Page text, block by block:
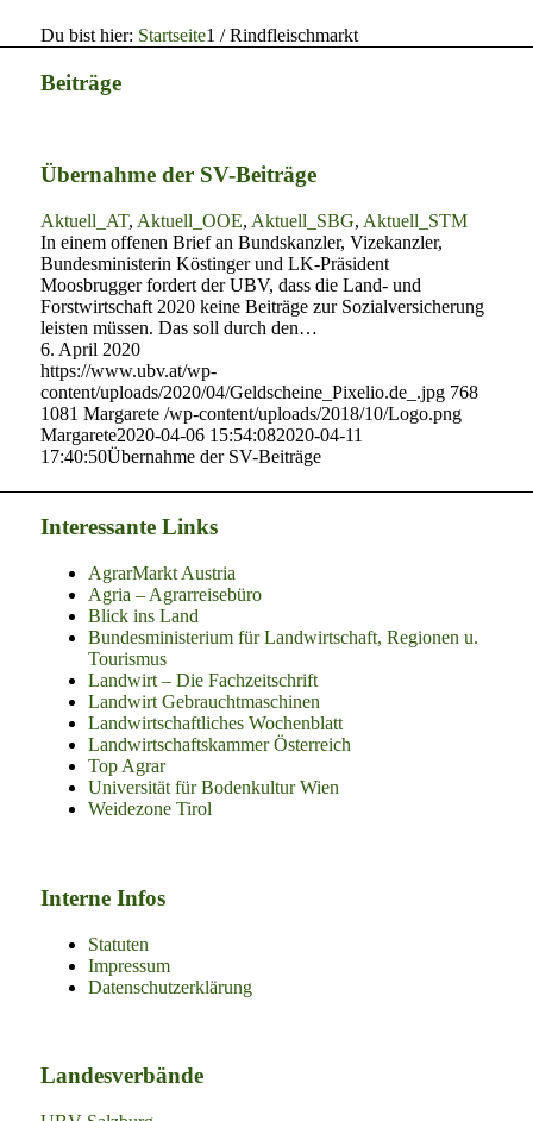
Du bist hier: Startseite1 / Rindfleischmarkt
Beiträge
Übernahme der SV-Beiträge
Aktuell_AT, Aktuell_OOE, Aktuell_SBG, Aktuell_STM
In einem offenen Brief an Bundskanzler, Vizekanzler,
Bundesministerin Köstinger und LK-Präsident
Moosbrugger fordert der UBV, dass die Land- und
Forstwirtschaft 2020 keine Beiträge zur Sozialversicherung
leisten müssen. Das soll durch den…
6. April 2020
https://www.ubv.at/wp-
content/uploads/2020/04/Geldscheine_Pixelio.de_.jpg 768
1081 Margarete /wp-content/uploads/2018/10/Logo.png
Margarete2020-04-06 15:54:082020-04-11
17:40:50Übernahme der SV-Beiträge
Interessante Links
AgrarMarkt Austria
Agria – Agrarreisebüro
Blick ins Land
Bundesministerium für Landwirtschaft, Regionen u.
Tourismus
Landwirt – Die Fachzeitschrift
Landwirt Gebrauchtmaschinen
Landwirtschaftliches Wochenblatt
Landwirtschaftskammer Österreich
Top Agrar
Universität für Bodenkultur Wien
Weidezone Tirol
Interne Infos
Statuten
Impressum
Datenschutzerklärung
Landesverbände